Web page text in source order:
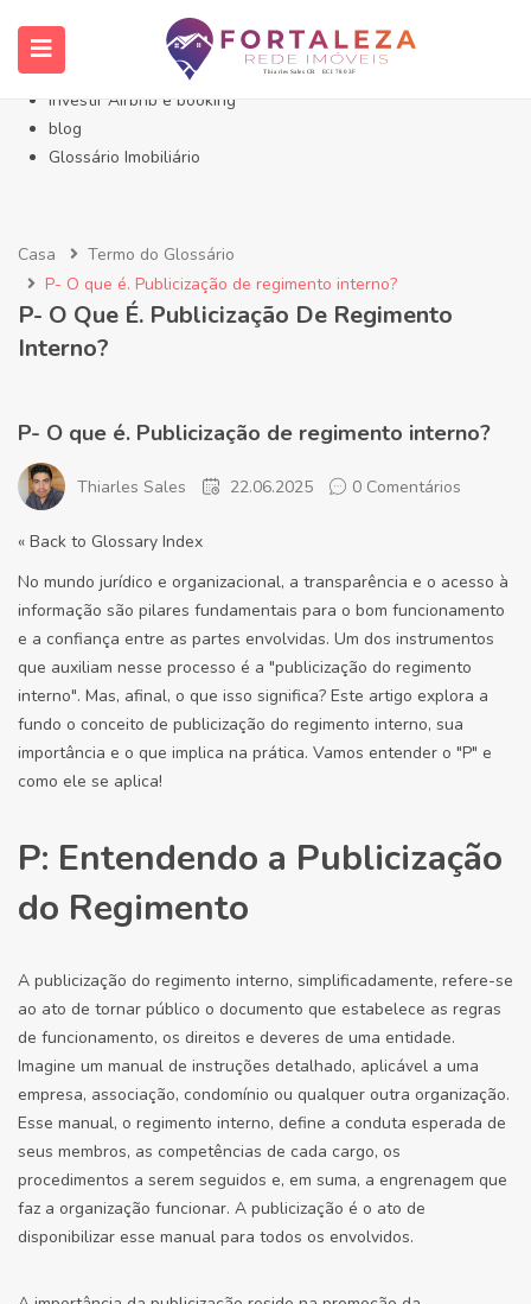
Início- Imóveis Fortaleza Eusébio
Imóveis em Fortaleza
Imóveis no Eusébio
Investir Airbnb e booking
blog
Glossário Imobiliário
Casa
Termo do Glossário
P- O que é. Publicização de regimento interno?
P- O Que É. Publicização De Regimento
Interno?
P- O que é. Publicização de regimento interno?
Thiarles Sales 22.06.2025 0 Comentários
« Back to Glossary Index
No mundo jurídico e organizacional, a transparência e o acesso à
informação são pilares fundamentais para o bom funcionamento
e a confiança entre as partes envolvidas. Um dos instrumentos
que auxiliam nesse processo é a "publicização do regimento
interno". Mas, afinal, o que isso significa? Este artigo explora a
fundo o conceito de publicização do regimento interno, sua
importância e o que implica na prática. Vamos entender o "P" e
como ele se aplica!
P: Entendendo a Publicização
do Regimento
A publicização do regimento interno, simplificadamente, refere-se
ao ato de tornar público o documento que estabelece as regras
de funcionamento, os direitos e deveres de uma entidade.
Imagine um manual de instruções detalhado, aplicável a uma
empresa, associação, condomínio ou qualquer outra organização.
Esse manual, o regimento interno, define a conduta esperada de
seus membros, as competências de cada cargo, os
procedimentos a serem seguidos e, em suma, a engrenagem que
faz a organização funcionar. A publicização é o ato de
disponibilizar esse manual para todos os envolvidos.